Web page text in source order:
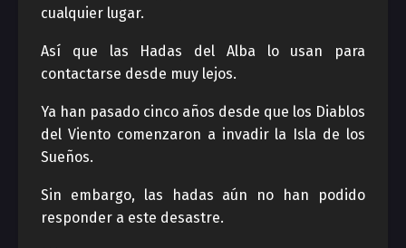
cualquier lugar.
Así que las Hadas del Alba lo usan para
contactarse desde muy lejos.
Ya han pasado cinco años desde que los Diablos
del Viento comenzaron a invadir la Isla de los
Sueños.
Sin embargo, las hadas aún no han podido
responder a este desastre.